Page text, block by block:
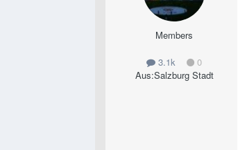
Members
3.1k
0
Aus:Salzburg Stadt